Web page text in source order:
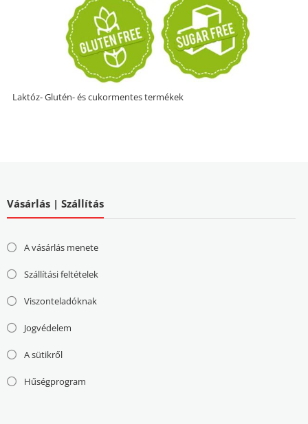
Laktóz- Glutén- és cukormentes termékek
Vásárlás | Szállítás
A vásárlás menete
Szállítási feltételek
Viszonteladóknak
Jogvédelem
A sütikről
Hűségprogram